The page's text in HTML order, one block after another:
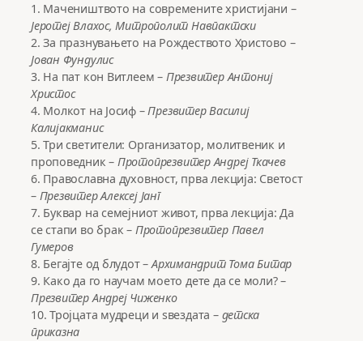
1. Мачеништвото на современите христијани –
Јеротеј Влахос, Митрополит Навпактски
2. За празнувањето на Рождеството Христово –
Јован Фундулис
3. На пат кон Витлеем – Презвитер Антониј
Христос
4. Молкот на Јосиф –Презвитер Василиј
Калијакманис
5. Три светители: Организатор, молитвеник и
проповедник – Протопрезвитер Андреј Ткачев
6. Православна духовност, прва лекција: Светост
– Презвитер Алексеј Јанг
7. Буквар на семејниот живот, прва лекција: Да
се стапи во брак – Протопрезвитер Павел
Гумеров
8. Бегајте од блудот –Архимандрит Тома Битар
9. Како да го научам моето дете да се моли? –
Презвитер Андреј Чиженко
10. Тројцата мудреци и ѕвездата – детска
приказна